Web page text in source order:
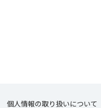
個人情報の取り扱いについて